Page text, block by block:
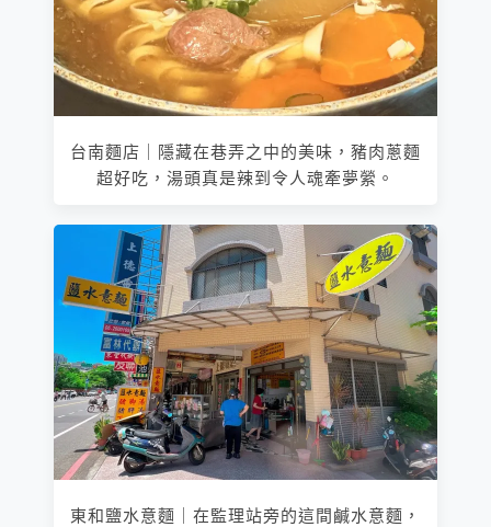
台南麵店｜隱藏在巷弄之中的美味，豬肉蔥麵
超好吃，湯頭真是辣到令人魂牽夢縈。
東和鹽水意麵｜在監理站旁的這間鹹水意麵，